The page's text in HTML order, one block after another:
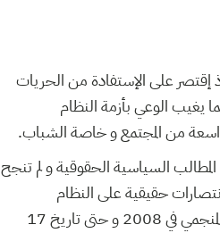
الذي إندلع منذ 2010 بقي إنتقائيًّا ، إذ إقتصر على الإستفادة من الحريات
يغيب الوعي بأزمة النظام
من المجتمع و خاصة الشباب.
السياسية الحقوقية و لم تنجح
حقيقية على النظام
الإستبدادي. و عندما طُرحت المشاغل الإجتماعية للشعب منذ إنتفاضة الحوض المنجمي في 2008 و حتى تاريخ 17